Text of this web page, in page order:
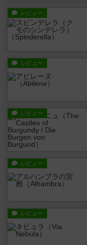
レビュー
レビュー
レビュー
レビュー
レビュー